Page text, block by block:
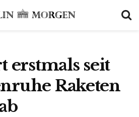
erstmals seit
Raketen